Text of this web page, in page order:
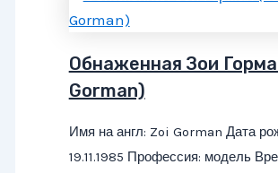
Обнаженная Зои
Gorman)
Имя на англ: Zoi Gorman Дата
19.11.1985 Профессия: модель